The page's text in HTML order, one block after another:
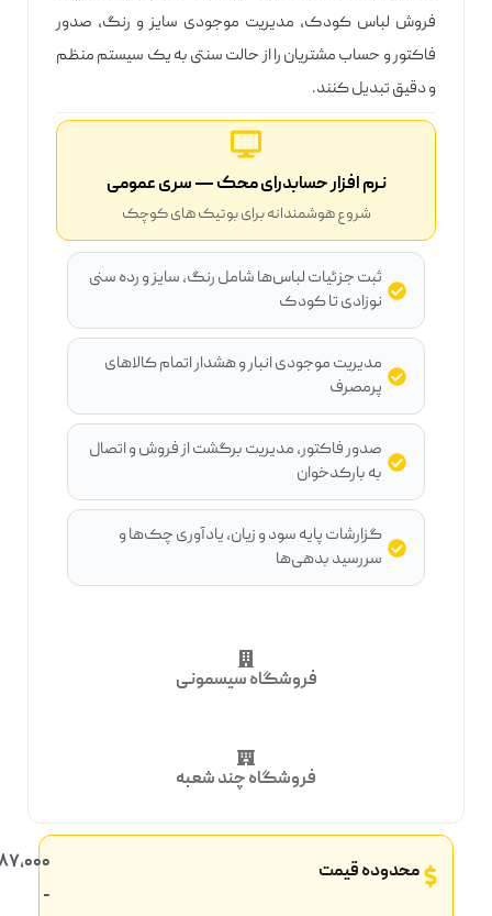
فروشگاه سیسمونی
فروشگاه چند شعبه
فروش لباس کودک، مدیریت موجودی سایز و رنگ، صدور
فاکتور و حساب مشتریان را از حالت سنتی به یک سیستم منظم
و دقیق تبدیل کنند.
نرم افزار حسابدرای محک — سری عمومی
شروع هوشمندانه برای بوتیک های کوچک
ثبت جزئیات لباس‌ها شامل رنگ، سایز و رده سنی
نوزادی تا کودک
مدیریت موجودی انبار و هشدار اتمام کالاهای
پرمصرف
صدور فاکتور، مدیریت برگشت از فروش و اتصال
به بارکدخوان
گزارشات پایه سود و زیان، یادآوری چک‌ها و
سررسید بدهی‌ها
محدوده قیمت
5,687,000